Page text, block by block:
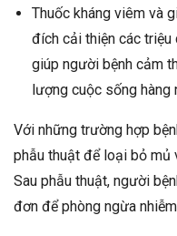
Thuốc kháng viêm và
đích cải thiện các triệu
giúp người bệnh cảm
lượng cuộc sống hàng
Với những trường hợp
phẫu thuật để loại bỏ mủ
Sau phẫu thuật, người
đơn để phòng ngừa